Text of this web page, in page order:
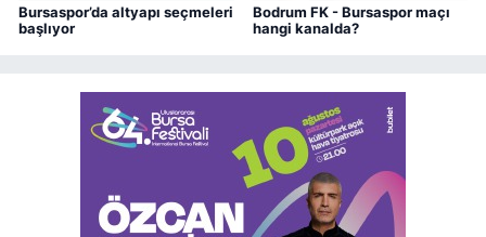
Bursaspor’da altyapı seçmeleri
başlıyor
Bodrum FK - Bursaspor maçı
hangi kanalda?